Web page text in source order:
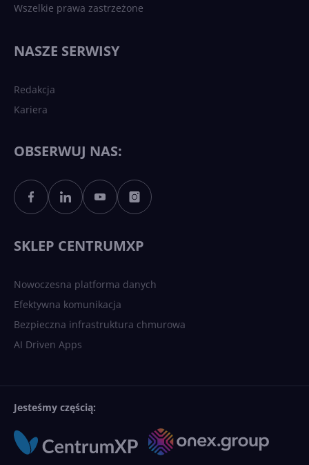
Sztuczna inteligencja po
polsku. Dość barier
Wszelkie prawa zastrzeżone
NASZE SERWISY
Redakcja
Kariera
OBSERWUJ NAS:
SKLEP CENTRUMXP
Nowoczesna platforma danych
Efektywna komunikacja
Bezpieczna infrastruktura chmurowa
AI Driven Apps
Jesteśmy częścią: